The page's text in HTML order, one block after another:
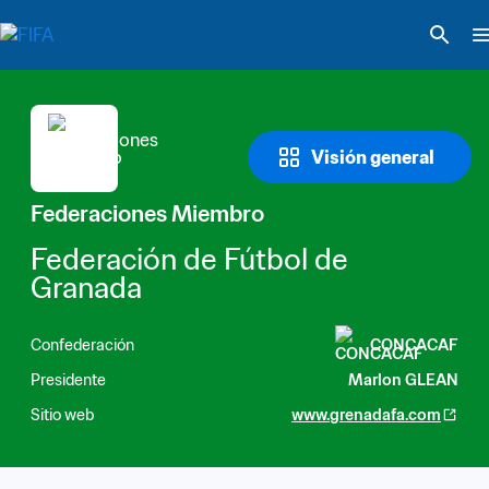
Visión general
Federaciones Miembro
Federación de Fútbol de
Granada
Confederación
CONCACAF
Presidente
Marlon GLEAN
Sitio web
www.grenadafa.com